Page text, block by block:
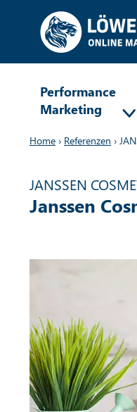
Performance
Marketing
Home › Referenzen ›
JANSSEN
Janssen